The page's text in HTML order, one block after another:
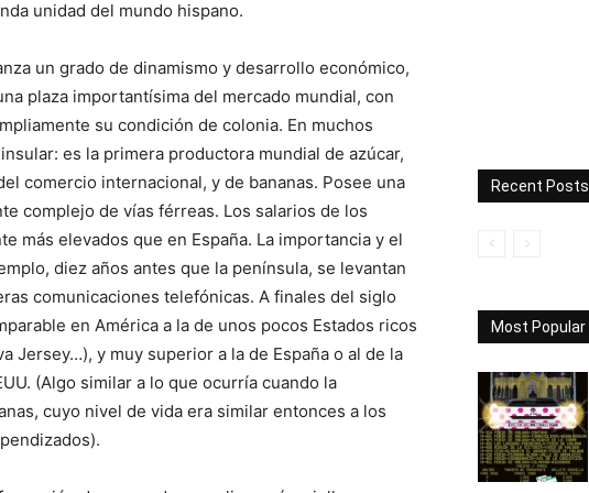
unidad del mundo hispano.
un grado de dinamismo y desarrollo económico,
plaza importantísima del mercado mundial, con
su condición de colonia. En muchos
es la primera productora mundial de azúcar,
comercio internacional, y de bananas. Posee una
complejo de vías férreas. Los salarios de los
más elevados que en España. La importancia y el
diez años antes que la península, se levantan
comunicaciones telefónicas. A finales del siglo
en América a la de unos pocos Estados ricos
Jersey…), y muy superior a la de España o al de la
(Algo similar a lo que ocurría cuando la
cuyo nivel de vida era similar entonces a los
Recent Posts
Most Popular